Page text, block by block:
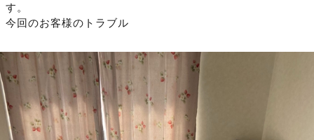
す。
今回のお客様のトラブル